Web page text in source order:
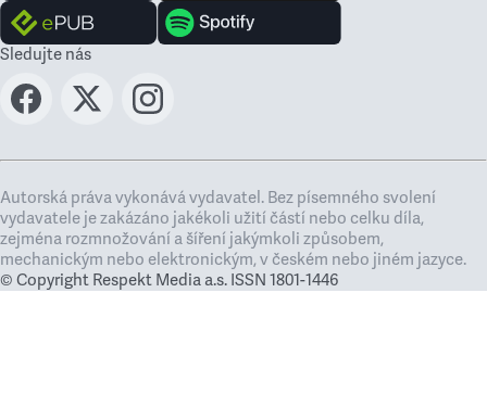
Sledujte nás
Autorská práva vykonává vydavatel. Bez písemného svolení
vydavatele je zakázáno jakékoli užití částí nebo celku díla,
zejména rozmnožování a šíření jakýmkoli způsobem,
mechanickým nebo elektronickým, v českém nebo jiném jazyce.
© Copyright Respekt Media a.s. ISSN 1801-1446